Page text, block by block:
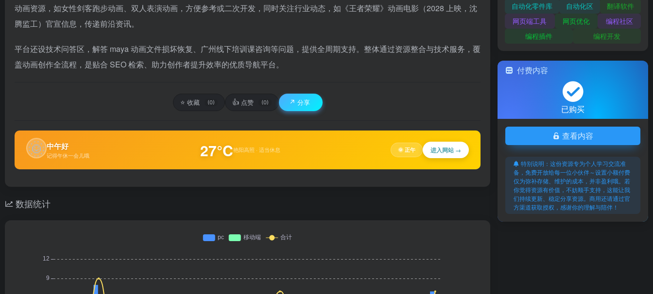
动画资源，如女性剑客跑步动画、双人表演动画，方便参考或二次开发，同时关注行业动态，如《王者荣耀》动画电影（2028 上映，沈
腾监工）官宣信息，传递前沿资讯。​
平台还设技术问答区，解答 maya 动画文件损坏恢复、广州线下培训课咨询等问题，提供全周期支持。整体通过资源整合与技术服务，覆
盖动画创作全流程，是贴合 SEO 检索、助力创作者提升效率的优质导航平台。​
⭐ 收藏 (0) 👍 点赞 (0) ↗️ 分享
🌞中午好
记得午休一会儿哦 27°C艳阳高照 · 适当休息 🌞 正午 进入网站 →
数据统计
自动化零件库
自动化区
翻译软件
网页端工具
网页优化
编程社区
编程插件
编程开发
付费内容
已购买
查看内容
特别说明：这份资源专为个人学习交流准
备，免费开放给每一位小伙伴～设置小额付费
仅为弥补存储、维护的成本，并非盈利哦。若
你觉得资源有价值，不妨顺手支持，这能让我
们持续更新、稳定分享资源。商用还请通过官
方渠道获取授权，感谢你的理解与陪伴！